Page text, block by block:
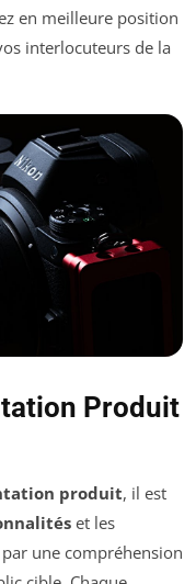
en meilleure position
interlocuteurs de la
Produit
produit, il est
et les
une compréhension